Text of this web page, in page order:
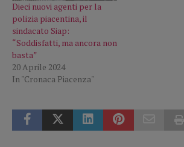
Dieci nuovi agenti per la
polizia piacentina, il
sindacato Siap:
“Soddisfatti, ma ancora non
basta”
20 Aprile 2024
In "Cronaca Piacenza"